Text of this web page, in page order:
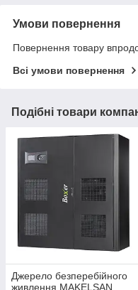
Умови повернення
Повернення товару
Всі умови повернення
Подібні товари
Джерело безперебійного
живлення MAKELSAN